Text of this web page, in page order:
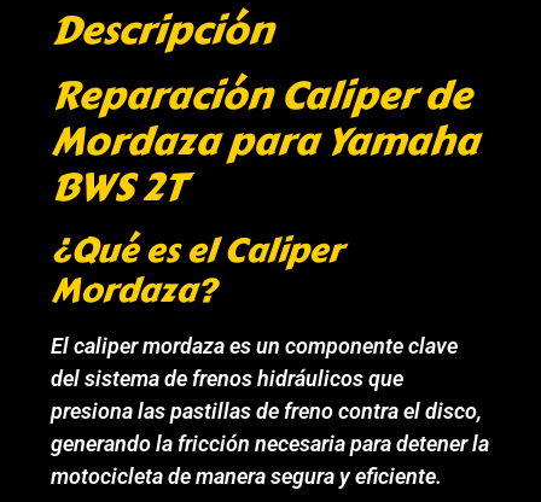
Descripción
Reparación Caliper de
Mordaza para Yamaha
BWS 2T
¿Qué es el Caliper
Mordaza?
El caliper mordaza es un componente clave
del sistema de frenos hidráulicos que
presiona las pastillas de freno contra el disco,
generando la fricción necesaria para detener la
motocicleta de manera segura y eficiente.